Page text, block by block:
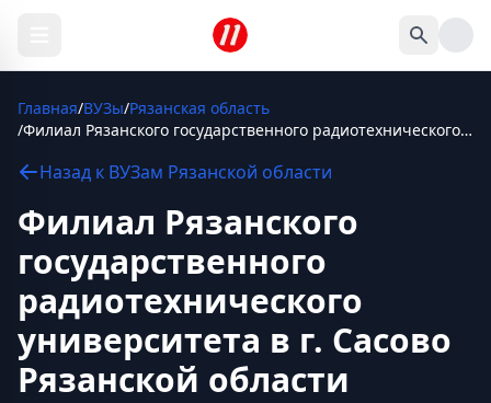
Главная/ВУЗы/Рязанская область
/
Филиал Рязанского государственного радиотехнического университета в г. Сасово Рязанской области
Назад к ВУЗам Рязанской области
Филиал Рязанского
государственного
радиотехнического
университета в г. Сасово
Рязанской области